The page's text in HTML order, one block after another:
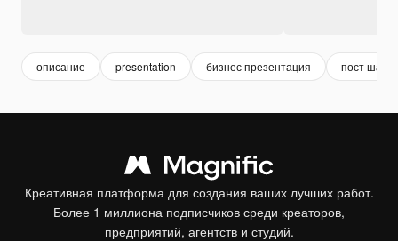
описание presentation бизнес презентация пост
Креативная платформа для создания ваших лучших работ.
Более 1 миллиона подписчиков среди креаторов,
предприятий, агентств и студий.